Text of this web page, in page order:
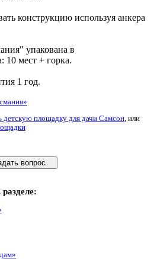
конструкцию используя анкера
упакована в
10 мест + горка.
1 год.
детскую площадку для дачи Самсон, или
вопрос
разделе: